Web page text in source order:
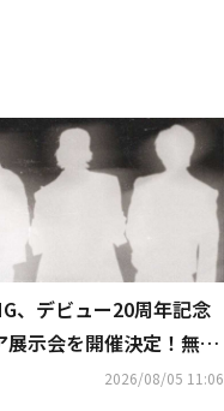
、デビュー20周年記念
展示会を開催決定！無料
…予告ポスターに注目
2026/08/05 11:06